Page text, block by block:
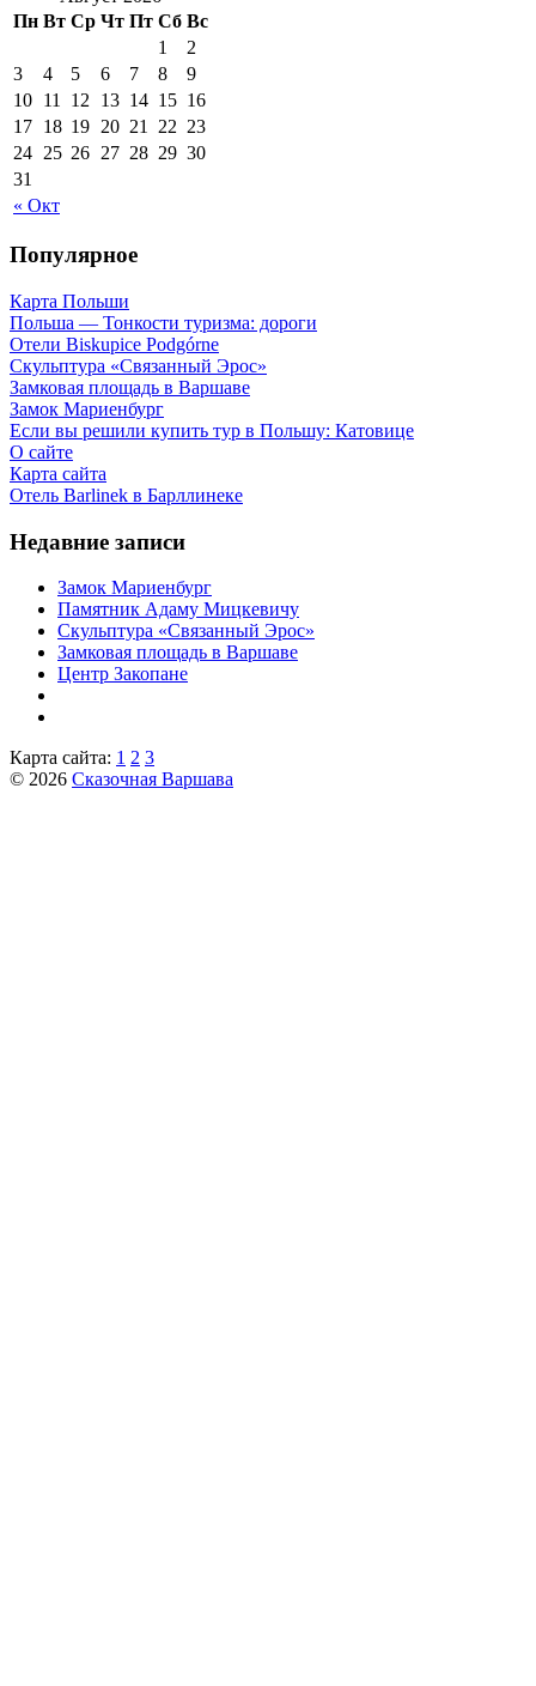
Пн Вт Ср Чт Пт Сб Вс
« Окт
1
2
3
4 5 6 7 8
9
10 11 12 13 14 15 16
17 18 19 20 21 22 23
24 25 26 27 28 29 30
31
Популярное
Карта Польши
Польша — Тонкости туризма: дороги
Отели Biskupice Podgórne
Скульптура «Связанный Эрос»
Замковая площадь в Варшаве
Замок Мариенбург
Если вы решили купить тур в Польшу: Катовице
О сайте
Карта сайта
Отель Barlinek в Барллинеке
Недавние записи
Замок Мариенбург
Памятник Адаму Мицкевичу
Скульптура «Связанный Эрос»
Замковая площадь в Варшаве
Центр Закопане
Карта сайта: 1 2 3
© 2026 Сказочная Варшава